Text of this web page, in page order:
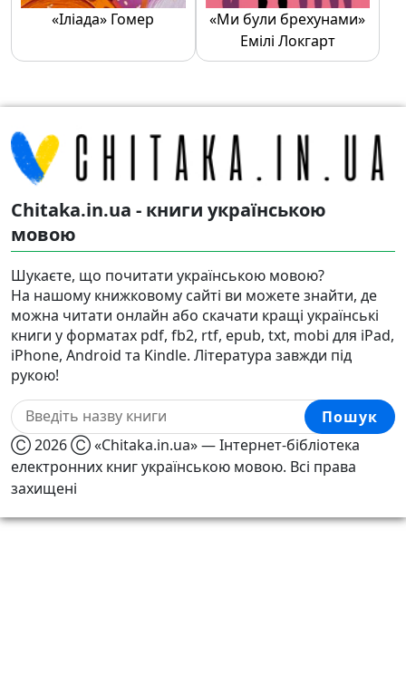
«Іліада» Гомер
«Ми були брехунами»
Емілі Локгарт
Chitaka.in.ua - книги українською
мовою
Шукаєте, що почитати українською мовою?
На нашому книжковому сайті ви можете знайти, де
можна читати онлайн або скачати кращі українські
книги у форматах pdf, fb2, rtf, epub, txt, mobi для iPad,
iPhone, Android та Kindle. Література завжди під
рукою!
Пошук
Ⓒ 2026 Ⓒ «Chitaka.in.ua» — Інтернет-бібліотека
електронних книг українською мовою. Всі права
захищені